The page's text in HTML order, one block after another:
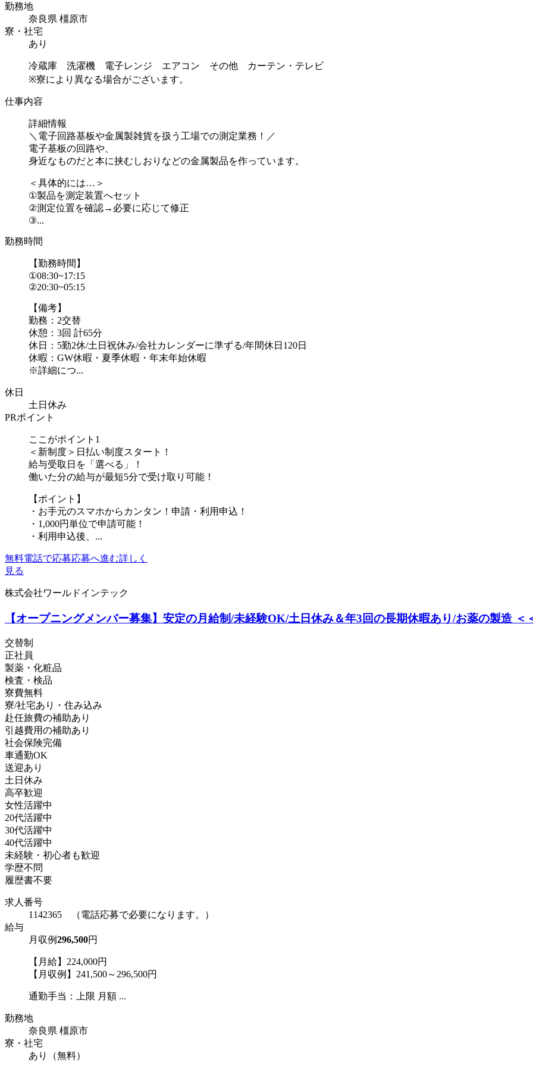
勤務地
奈良県 橿原市
寮・社宅
あり
冷蔵庫 洗濯機 電子レンジ エアコン その他 カーテン・テレビ
※寮により異なる場合がございます。
仕事内容
詳細情報
＼電子回路基板や金属製雑貨を扱う工場での測定業務！／
電子基板の回路や、
身近なものだと本に挟むしおりなどの金属製品を作っています。
＜具体的には…＞
①製品を測定装置へセット
②測定位置を確認→必要に応じて修正
③...
勤務時間
【勤務時間】
①08:30~17:15
②20:30~05:15
【備考】
勤務：2交替
休憩：3回 計65分
休日：5勤2休/土日祝休み/会社カレンダーに準ずる/年間休日120日
休暇：GW休暇・夏季休暇・年末年始休暇
※詳細につ...
休日
土日休み
PRポイント
ここがポイント1
＜新制度＞日払い制度スタート！
給与受取日を「選べる」！
働いた分の給与が最短5分で受け取り可能！
【ポイント】
・お手元のスマホからカンタン！申請・利用申込！
・1,000円単位で申請可能！
・利用申込後、...
無料電話で応募応募へ進む詳しく
見る
株式会社ワールドインテック
【オープニングメンバー募集】安定の月給制/未経験OK/土日休み＆年3回の長期休暇あり/お薬の製造 ＜
交替制
正社員
製薬・化粧品
検査・検品
寮費無料
寮/社宅あり・住み込み
赴任旅費の補助あり
引越費用の補助あり
社会保険完備
車通勤OK
送迎あり
土日休み
高卒歓迎
女性活躍中
20代活躍中
30代活躍中
40代活躍中
未経験・初心者も歓迎
学歴不問
履歴書不要
求人番号
1142365 （電話応募で必要になります。）
給与
月収例296,500円
【月給】224,000円
【月収例】241,500～296,500円
通勤手当：上限 月額 ...
勤務地
奈良県 橿原市
寮・社宅
あり（無料）